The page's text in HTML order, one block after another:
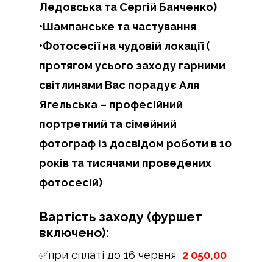
Ледовська та Сергій Банченко)
•Шампанське та частування
•Фотосесії на чудовій локації (
протягом усього заходу гарними
світлинами Вас порадує Аля
Ягельська – професійний
портретний та сімейний
фотограф із досвідом роботи в 10
років та тисячами проведених
фотосесій)
Вартість заходу (фуршет
включено):
✅при сплаті до 16 червня 2 050,00